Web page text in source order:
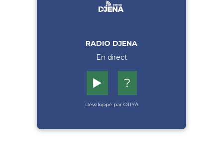
RADIO DJENA
En direct
▶️ ?
Développé par OTIYA